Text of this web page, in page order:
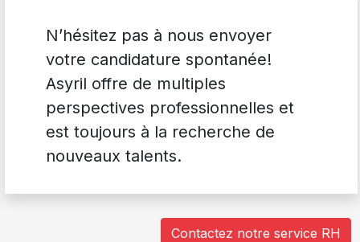
N’hésitez pas à nous envoyer
votre candidature spontanée!
Asyril offre de multiples
perspectives professionnelles et
est toujours à la recherche de
nouveaux talents.
Contactez notre service RH